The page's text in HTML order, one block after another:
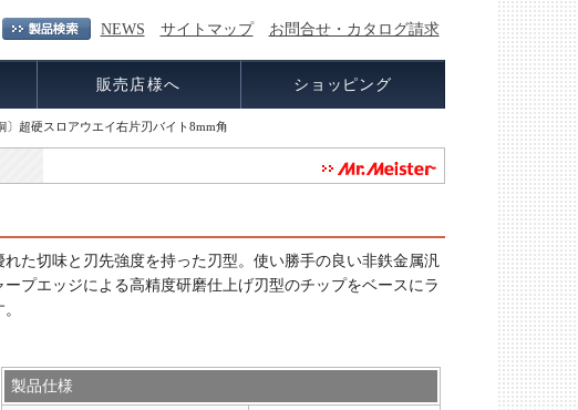
NEWS サイトマップ お問合せ・カタログ請求
販売店様へ ショッピング
超硬スロアウエイ右片刃バイト8mm角
た切味と刃先強度を持った刃型。使い勝手の良い非鉄金属汎
プエッジによる高精度研磨仕上げ刃型のチップをベースにラ
製品仕様